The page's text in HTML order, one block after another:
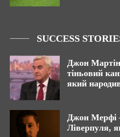
SUCCESS
Джон
тіньовий
який
Джон Мерфі
Ліверпуля,